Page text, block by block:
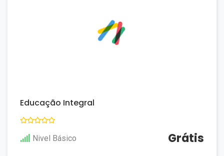
Educação Integral
Nivel Básico Grátis